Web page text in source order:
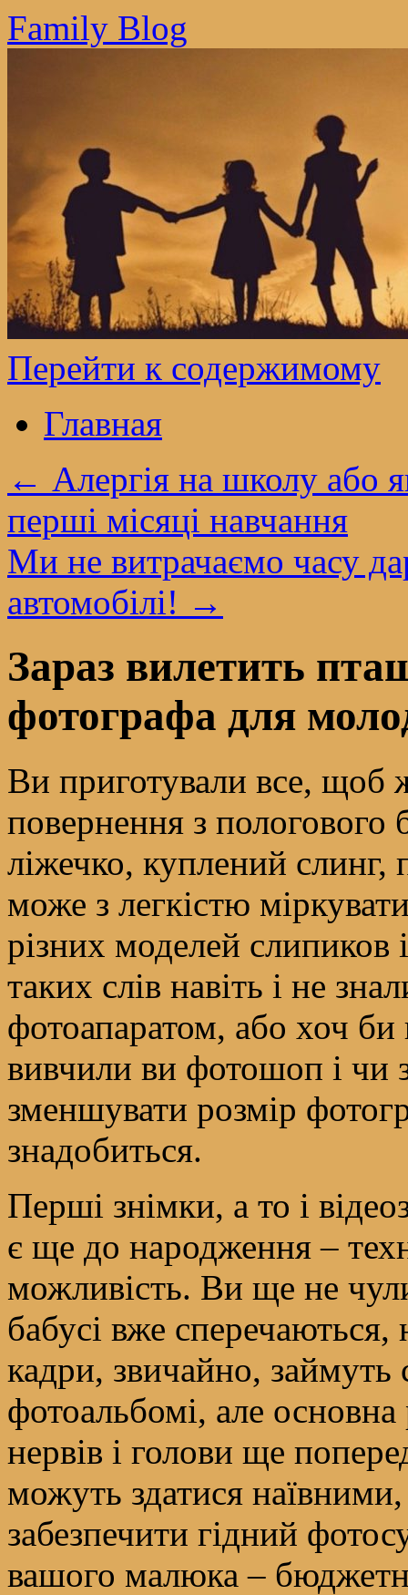
Family Blog
Перейти к содержимому
Главная
← Алергія на школу або
перші місяці навчання
Ми не витрачаємо часу
автомобілі! →
Зараз вилетить
фотографа для
Ви приготували все, щоб
повернення з
ліжечко, куплений
може з легкістю
різних моделей слипиков
таких слів навіть і не
фотоапаратом, або хоч
вивчили ви фотошоп і чи
зменшувати розмір
знадобиться.
Перші знімки, а то і
є ще до народження –
можливість. Ви ще не
бабусі вже
кадри, звичайно,
фотоальбомі, але
нервів і голови ще
можуть здатися
забезпечити гідний
вашого малюка –